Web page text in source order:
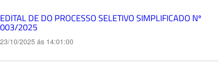
EDITAL DE DO PROCESSO SELETIVO SIMPLIFICADO Nº
003/2025
23/10/2025 ás 14:01:00